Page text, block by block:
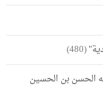
(480)
الحسن بن الحسين